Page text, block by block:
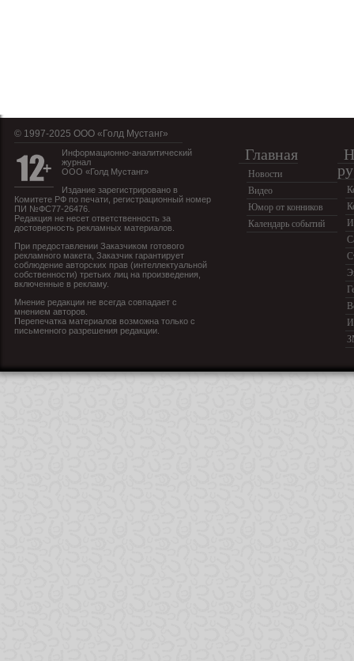
© 1997-2025 OOO «Голд Мустанг»
Информационно-аналитический
журнал
ООО «Голд Мустанг»
Издание зарегистрировано в
Комитете РФ по печати, регистрационный номер
ПИ №ФС77-26476.
Редакция не несет ответственность за
достоверность рекламных материалов.
При предоставлении Заказчиком готового
рекламного макета, Заказчик гарантирует
соблюдение авторских прав (интеллектуальной
собственности) третьих лиц на произведения,
включенные в рекламу.
Мнение редакции не всегда совпадает с
мнением авторов.
Перепечатка материалов возможна только с
письменного разрешения редакции.
Главная
Новости
Видео
Юмор от конников
Календарь событий